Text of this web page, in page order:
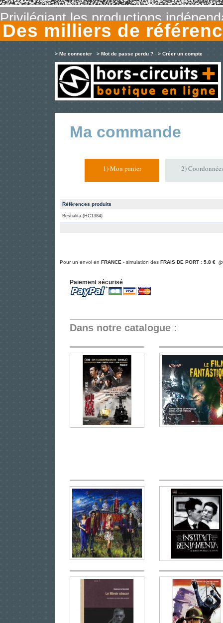
Privilégiant les productions
Des milliers de
> Me connecter > Mot de passe perdu ? > Créer un compte
Ma commande
1) Mon panier 2)
Références produits
Bestialita (HC1384)
Pour un envoi en FRANCE - simulation des FRAIS DE PORT : 5.8 €
Paiement sécurisé
Dans notre catalogue :